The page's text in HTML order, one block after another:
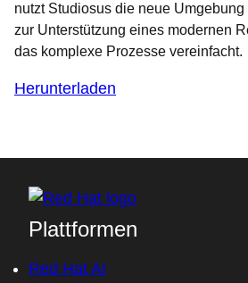
nutzt Studiosus die neue
zur Unterstützung eines modernen
das komplexe Prozesse vereinfacht.
Herunterladen
Plattformen
Red Hat AI